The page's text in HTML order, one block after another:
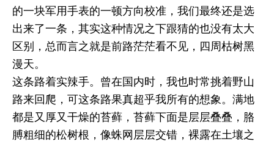
的一块军用手表的一顿方向校准，我们最终还是选
出来了一条，其实这种情况之下跟猜的也没有太大
区别，总而言之就是前路茫茫看不见，四周枯树黑
漫天。
这条路着实辣手。曾在国内时，我也时常挑着野山
路来回爬，可这条路果真超乎我所有的想象。满地
都是又厚又干燥的苔藓，苔藓下面是层层叠叠，胳
膊粗细的松树根，像蛛网层层交错，裸露在土壤之